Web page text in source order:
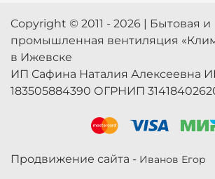
Copyright © 2011 - 2026 | Бытовая и
промышленная вентиляция
в Ижевске
ИП Сафина Наталия Алексеевна
183505884390 ОГРНИП
Продвижение сайта - Иванов Егор